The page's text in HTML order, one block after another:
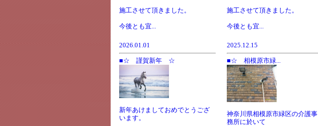
施工させて頂きました。
今後とも宜...
施工させて頂きました。
今後とも宜...
2026.01.01
■☆ 謹賀新年 ☆
新年あけましておめでとうござ
います。
2025.12.15
■☆ 相模原市緑...
神奈川県相模原市緑区の介護事
務所に於いて